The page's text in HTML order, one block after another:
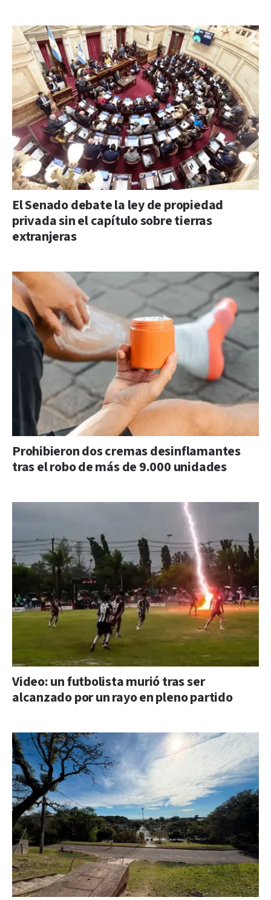
El Senado debate la ley de propiedad
privada sin el capítulo sobre tierras
extranjeras
Prohibieron dos cremas desinflamantes
tras el robo de más de 9.000 unidades
Video: un futbolista murió tras ser
alcanzado por un rayo en pleno partido